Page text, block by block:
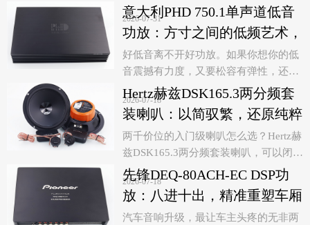
更好价格的方案可选择。
空间极为友好的中音单元，Reference
90值得你用心聆听。
精致透明的声音和灵活的安装方式征服
前声场，A6X以同轴设计的便捷与一致
性完美补足后声场，而E8 DSP功放则将
整套系统的潜力充分释放。对于原车音
响实在难听，又想小升级一下音响，这
套方案无疑值得入手。
2026-07-31
意大利PHD 750.1单声道低音
功放：方寸之间的低频艺术，
激发潜能又收放自如
好低音离不开好功放。如果你想你的低
音震撼有力度，又要松容有弹性，还要
低频干净利落收放自如……那么你需要
有一台意大利PHD 750.1这样的低音功
放。
2026-07-18
Hertz赫兹DSK165.3两分频套
装喇叭：以简驭繁，还原纯粹
之声
两千价位的入门级喇叭怎么选？Hertz赫
兹DSK165.3两分频套装喇叭，可以闭眼
入！
意大利Hertz赫兹旗下Dieci系列的精
髓，就是在极简架构中实现高品质音频
的重放。尤其是这款DSK165.3两分频套
2026-07-18
先锋DEQ-80ACH-EC DSP功
放：八进十出，精准重塑车厢
声场
汽车音响升级，最让车主头疼的无非两